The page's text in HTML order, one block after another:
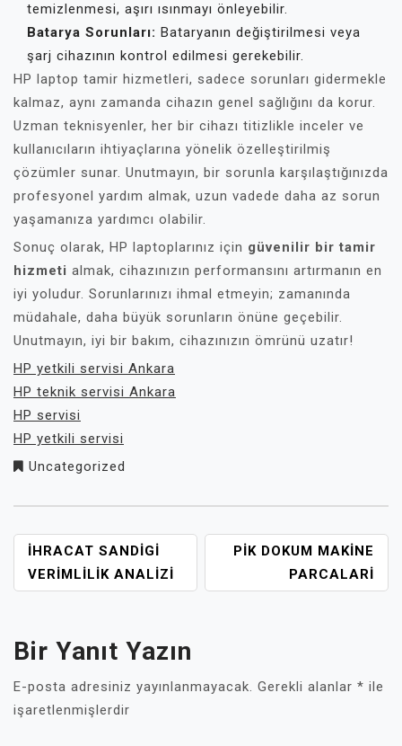
temizlenmesi, aşırı ısınmayı önleyebilir.
Batarya Sorunları: Bataryanın değiştirilmesi veya
şarj cihazının kontrol edilmesi gerekebilir.
HP laptop tamir hizmetleri, sadece sorunları gidermekle
kalmaz, aynı zamanda cihazın genel sağlığını da korur.
Uzman teknisyenler, her bir cihazı titizlikle inceler ve
kullanıcıların ihtiyaçlarına yönelik özelleştirilmiş
çözümler sunar. Unutmayın, bir sorunla karşılaştığınızda
profesyonel yardım almak, uzun vadede daha az sorun
yaşamanıza yardımcı olabilir.
Sonuç olarak, HP laptoplarınız için güvenilir bir tamir
hizmeti almak, cihazınızın performansını artırmanın en
iyi yoludur. Sorunlarınızı ihmal etmeyin; zamanında
müdahale, daha büyük sorunların önüne geçebilir.
Unutmayın, iyi bir bakım, cihazınızın ömrünü uzatır!
HP yetkili servisi Ankara
HP teknik servisi Ankara
HP servisi
HP yetkili servisi
Uncategorized
YAZI
GEZINMESI
İHRACAT SANDIGI
VERIMLILIK ANALIZI
PIK DOKUM MAKINE
PARCALARI
Bir Yanıt Yazın
E-posta adresiniz yayınlanmayacak. Gerekli alanlar * ile
işaretlenmişlerdir